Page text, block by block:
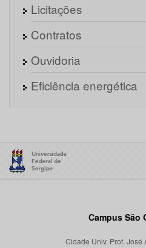
Licitações
Contratos
Ouvidoria
Eficiência energética
Campus São
Cidade Univ. Prof. José